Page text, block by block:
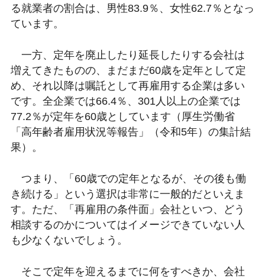
る就業者の割合は、男性83.9％、女性62.7％となっ
ています。
一方、定年を廃止したり延長したりする会社は
増えてきたものの、まだまだ60歳を定年として定
め、それ以降は嘱託として再雇用する企業は多い
です。全企業では66.4％、301人以上の企業では
77.2％が定年を60歳としています（厚生労働省
「高年齢者雇用状況等報告」（令和5年）の集計結
果）。
つまり、「60歳での定年となるが、その後も働
き続ける」という選択は非常に一般的だといえま
す。ただ、「再雇用の条件面」会社といつ、どう
相談するのかについてはイメージできていない人
も少なくないでしょう。
そこで定年を迎えるまでに何をすべきか、会社